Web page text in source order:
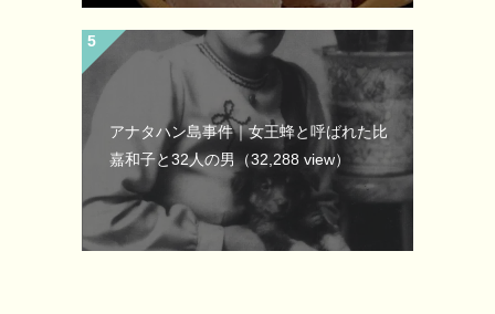
アナタハン島事件｜女王蜂と呼ばれた比
嘉和子と32人の男（32,288 view）